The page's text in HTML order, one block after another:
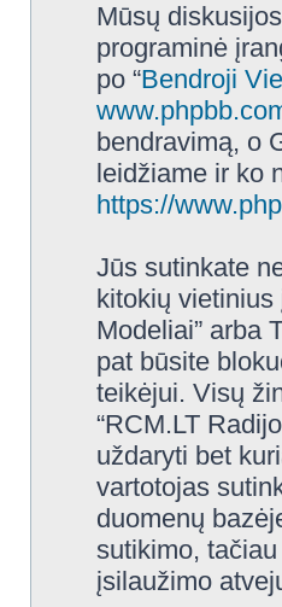
Mūsų
programinė
po “Bendroji
bendravimą, o
leidžiame ir ko
https://
Jūs sutinkate
kitokių vietinius
Modeliai” arba
pat būsite
teikėjui. Visų
“RCM.LT
uždaryti bet
vartotojas
duomenų
sutikimo,
įsilaužimo